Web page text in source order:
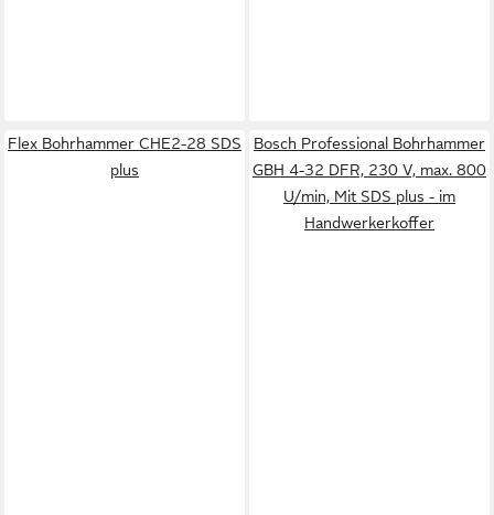
Flex Bohrhammer CHE2-28 SDS
plus
Bosch Professional Bohrhammer
GBH 4-32 DFR, 230 V, max. 800
U/min, Mit SDS plus - im
Handwerkerkoffer